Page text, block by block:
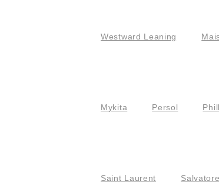
Westward Leaning
Mykita Persol
Saint Laurent